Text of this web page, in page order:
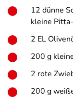
12 dünne
kleine
2 EL
200 g
2 rote
200 g